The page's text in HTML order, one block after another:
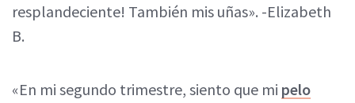
resplandeciente! También mis uñas». -Elizabeth
B.
«En mi segundo trimestre, siento que mi pelo